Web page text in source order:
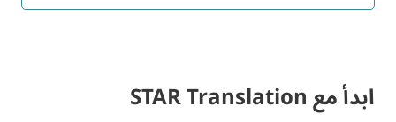
ابدأ مع STAR Translation